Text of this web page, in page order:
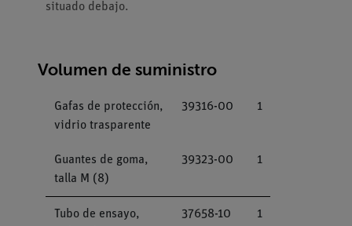
situado debajo.
Volumen de suministro
Gafas de protección,
vidrio trasparente
39316-00 1
Guantes de goma,
talla M (8)
39323-00 1
Tubo de ensayo,
37658-10 1